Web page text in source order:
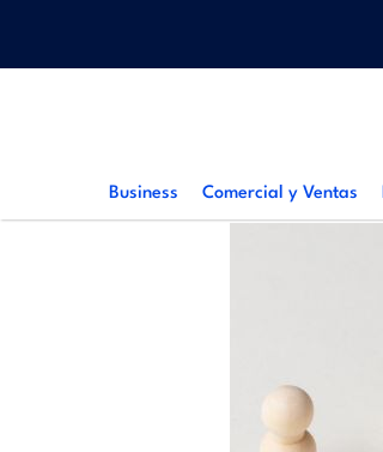
Business Comercial y Ventas